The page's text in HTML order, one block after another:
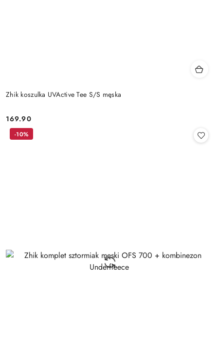
Zhik koszulka UVActive Tee S/S męska
Cena:
169.90
-10%